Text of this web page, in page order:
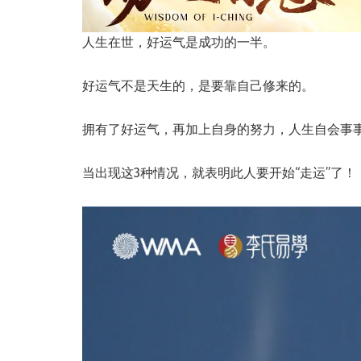
人生在世，好运气是成功的一半。
好运气不是天生的，是要靠自己修来的。
拥有了好运气，再加上自身的努力，人生自会事
当出现这3种情况，就表明此人要开始“走运”了！